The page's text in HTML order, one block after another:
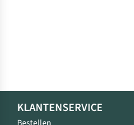
KLANTENSERVICE